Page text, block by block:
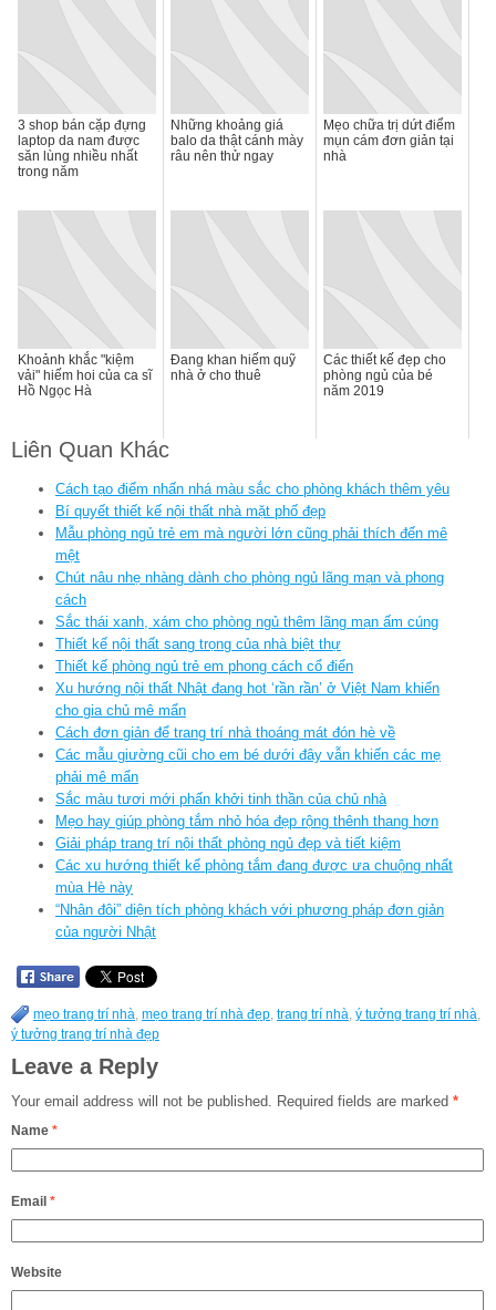
3 shop bán cặp đựng
laptop da nam được
săn lùng nhiều nhất
trong năm
Những khoảng giá
balo da thật cánh mày
râu nên thử ngay
Mẹo chữa trị dứt điểm
mụn cám đơn giản tại
nhà
Khoảnh khắc "kiệm
vải" hiếm hoi của ca sĩ
Hồ Ngọc Hà
Đang khan hiếm quỹ
nhà ở cho thuê
Các thiết kế đẹp cho
phòng ngủ của bé
năm 2019
Liên Quan Khác
Cách tạo điểm nhấn nhá màu sắc cho phòng khách thêm yêu
Bí quyết thiết kế nội thất nhà mặt phố đẹp
Mẫu phòng ngủ trẻ em mà người lớn cũng phải thích đến mê
mệt
Chút nâu nhẹ nhàng dành cho phòng ngủ lãng mạn và phong
cách
Sắc thái xanh, xám cho phòng ngủ thêm lãng mạn ấm cúng
Thiết kế nội thất sang trọng của nhà biệt thự
Thiết kế phòng ngủ trẻ em phong cách cổ điển
Xu hướng nội thất Nhật đang hot ‘rần rần’ ở Việt Nam khiến
cho gia chủ mê mẩn
Cách đơn giản để trang trí nhà thoáng mát đón hè về
Các mẫu giường cũi cho em bé dưới đây vẫn khiến các mẹ
phải mê mẩn
Sắc màu tươi mới phấn khởi tinh thần của chủ nhà
Mẹo hay giúp phòng tắm nhỏ hóa đẹp rộng thênh thang hơn
Giải pháp trang trí nội thất phòng ngủ đẹp và tiết kiệm
Các xu hướng thiết kế phòng tắm đang được ưa chuộng nhất
mùa Hè này
“Nhân đôi” diện tích phòng khách với phương pháp đơn giản
của người Nhật
mẹo trang trí nhà, mẹo trang trí nhà đẹp, trang trí nhà, ý tưởng trang trí nhà,
ý tưởng trang trí nhà đẹp
Leave a Reply
Your email address will not be published. Required fields are marked *
Name *
Email *
Website